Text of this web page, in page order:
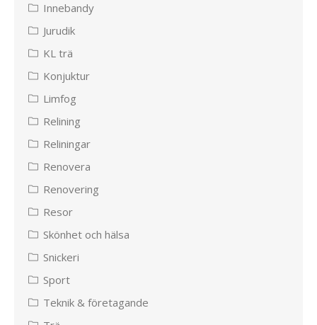
Innebandy
Jurudik
KL trä
Konjuktur
Limfog
Relining
Reliningar
Renovera
Renovering
Resor
Skönhet och hälsa
Snickeri
Sport
Teknik & företagande